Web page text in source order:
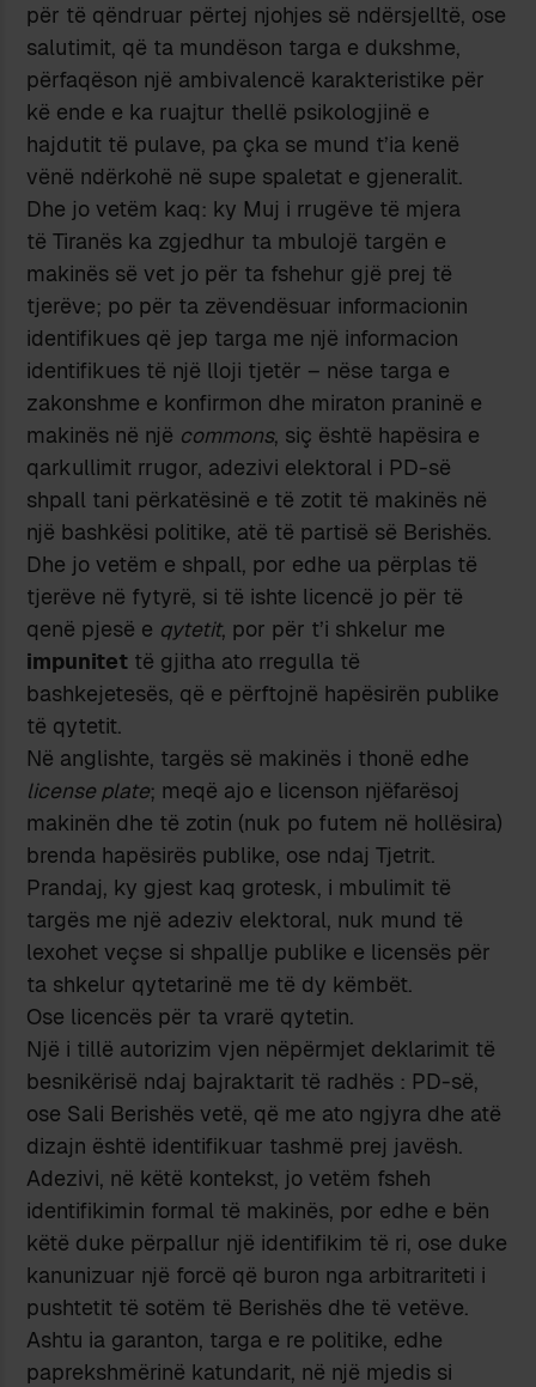
për të qëndruar përtej njohjes së ndërsjelltë, ose
salutimit, që ta mundëson targa e dukshme,
përfaqëson një ambivalencë karakteristike për
kë ende e ka ruajtur thellë psikologjinë e
hajdutit të pulave, pa çka se mund t’ia kenë
vënë ndërkohë në supe spaletat e gjeneralit.
Dhe jo vetëm kaq: ky Muj i rrugëve të mjera
të Tiranës ka zgjedhur ta mbulojë targën e
makinës së vet jo për ta fshehur gjë prej të
tjerëve; po për ta zëvendësuar informacionin
identifikues që jep targa me një informacion
identifikues të një lloji tjetër – nëse targa e
zakonshme e konfirmon dhe miraton praninë e
makinës në një commons, siç është hapësira e
qarkullimit rrugor, adezivi elektoral i PD-së
shpall tani përkatësinë e të zotit të makinës në
një bashkësi politike, atë të partisë së Berishës.
Dhe jo vetëm e shpall, por edhe ua përplas të
tjerëve në fytyrë, si të ishte licencë jo për të
qenë pjesë e qytetit, por për t’i shkelur me
impunitet të gjitha ato rregulla të
bashkejetesës, që e përftojnë hapësirën publike
të qytetit.
Në anglishte, targës së makinës i thonë edhe
license plate; meqë ajo e licenson njëfarësoj
makinën dhe të zotin (nuk po futem në hollësira)
brenda hapësirës publike, ose ndaj Tjetrit.
Prandaj, ky gjest kaq grotesk, i mbulimit të
targës me një adeziv elektoral, nuk mund të
lexohet veçse si shpallje publike e licensës për
ta shkelur qytetarinë me të dy këmbët.
Ose licencës për ta vrarë qytetin.
Një i tillë autorizim vjen nëpërmjet deklarimit të
besnikërisë ndaj bajraktarit të radhës : PD-së,
ose Sali Berishës vetë, që me ato ngjyra dhe atë
dizajn është identifikuar tashmë prej javësh.
Adezivi, në këtë kontekst, jo vetëm fsheh
identifikimin formal të makinës, por edhe e bën
këtë duke përpallur një identifikim të ri, ose duke
kanunizuar një forcë që buron nga arbitrariteti i
pushtetit të sotëm të Berishës dhe të vetëve.
Ashtu ia garanton, targa e re politike, edhe
paprekshmërinë katundarit, në një mjedis si